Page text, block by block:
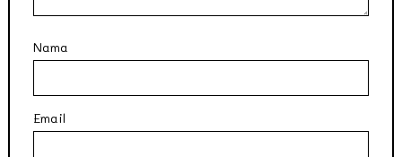
Nama
Email